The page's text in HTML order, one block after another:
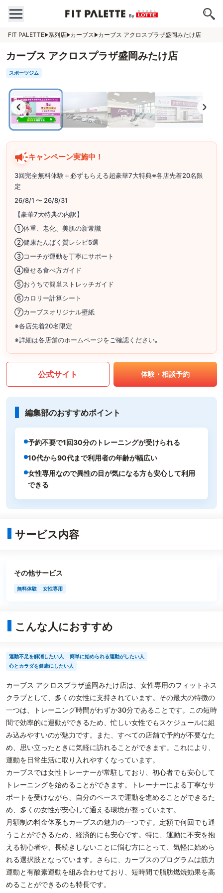
FIT PALETTE 系列店 カーブス カーブス アクロスプラザ盛岡みたけ店
カーブス アクロスプラザ盛岡みたけ店
スポーツジム
キャンペーン実施中！
3回完全無料体験＋必ずもらえる超豪華7大特典※各店先着20名限
定
26/8/1 〜 26/8/31
【豪華7大特典の内訳】
①体重、老化、美肌の新常識
②健康たんぱく質レシピ5選
③コーチが運動を丁寧にサポート
④痩せる食べ方ガイド
⑤おうちで簡単ストレッチガイド
⑥カロリー計算シート
⑦カーブスオリジナル壁紙
※各店先着20名限定
※詳細は各店舗のホームページをご確認ください｡
公式サイト 体験・相談予約
編集部のおすすめポイント
予約不要で1回30分のトレーニングが受けられる
10代から90代まで利用者の年齢が幅広い
女性専用なので異性の目が気になる方も安心して利用
できる
サービス内容
その他サービス
無料体験 女性専用
こんな人におすすめ
運動不足を解消したい人
簡単に始められる運動がしたい人
心とカラダを健康にしたい人
カーブス アクロスプラザ盛岡みたけ店は、女性専用のフィットネス
クラブとして、多くの女性に支持されています。その最大の特徴の
一つは、トレーニング時間がわずか30分であることです。この短時
間で効率的に運動ができるため、忙しい女性でもスケジュールに組
み込みやすいのが魅力です。また、すべての店舗で予約が不要なた
め、思い立ったときに気軽に訪れることができます。これにより、
運動を日常生活に取り入れやすくなっています。
カーブスでは女性トレーナーが常駐しており、初心者でも安心して
トレーニングを始めることができます。トレーナーによる丁寧なサ
ポートを受けながら、自分のペースで運動を進めることができるた
め、多くの女性が安心して通える環境が整っています。
月額制の料金体系もカーブスの魅力の一つです。定額で何回でも通
うことができるため、経済的にも安心です。特に、運動に不安を抱
える初心者や、長続きしないことに悩む方にとって、気軽に始めら
れる選択肢となっています。さらに、カーブスのプログラムは筋力
運動と有酸素運動を組み合わせており、短時間で脂肪燃焼効果を高
めることができるのも特長です。